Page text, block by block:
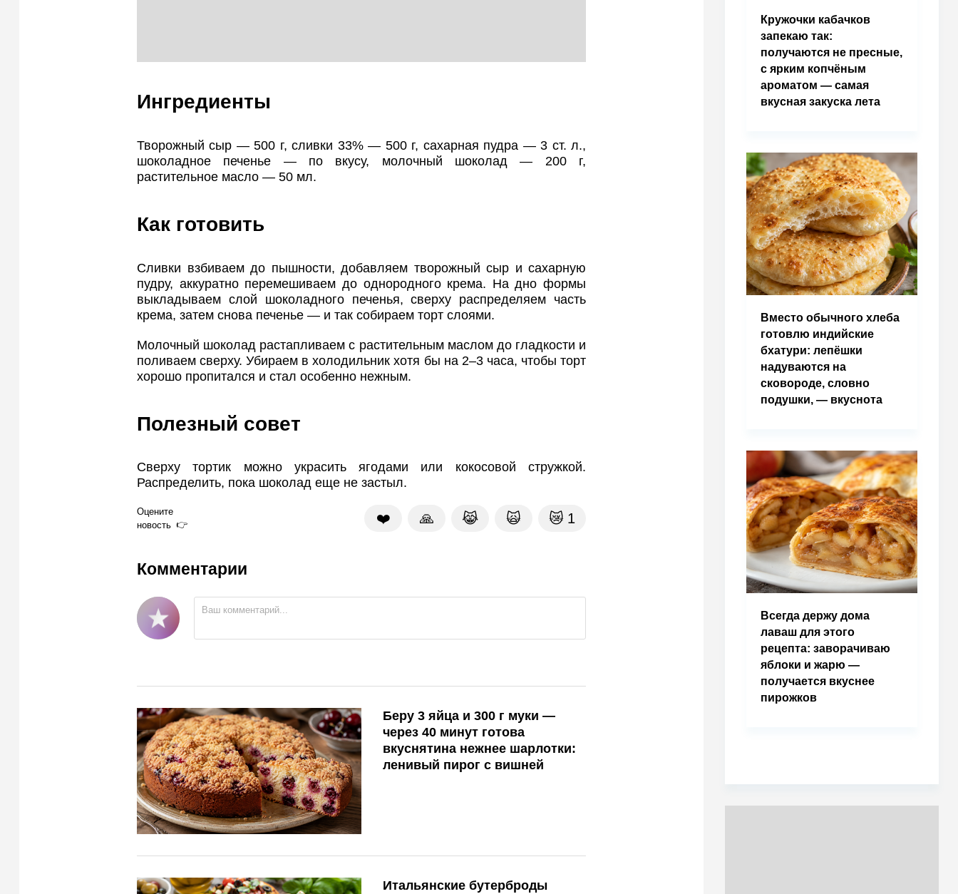
Ингредиенты
Творожный сыр — 500 г, сливки 33% — 500 г, сахарная пудра — 3 ст. л.,
шоколадное печенье — по вкусу, молочный шоколад — 200 г,
растительное масло — 50 мл.
Как готовить
Сливки взбиваем до пышности, добавляем творожный сыр и сахарную
пудру, аккуратно перемешиваем до однородного крема. На дно формы
выкладываем слой шоколадного печенья, сверху распределяем часть
крема, затем снова печенье — и так собираем торт слоями.
Молочный шоколад растапливаем с растительным маслом до гладкости и
поливаем сверху. Убираем в холодильник хотя бы на 2–3 часа, чтобы торт
хорошо пропитался и стал особенно нежным.
Полезный совет
Сверху тортик можно украсить ягодами или кокосовой стружкой.
Распределить, пока шоколад еще не застыл.
Оцените
новость
❤️ 🙏 😹 🙀 😿 1
Комментарии
Беру 3 яйца и 300 г муки —
через 40 минут готова
вкуснятина нежнее шарлотки:
ленивый пирог с вишней
Итальянские бутерброды
Кружочки кабачков
запекаю так:
получаются не пресные,
с ярким копчёным
ароматом — самая
вкусная закуска лета
Вместо обычного хлеба
готовлю индийские
бхатури: лепёшки
надуваются на
сковороде, словно
подушки, — вкуснота
Всегда держу дома
лаваш для этого
рецепта: заворачиваю
яблоки и жарю —
получается вкуснее
пирожков